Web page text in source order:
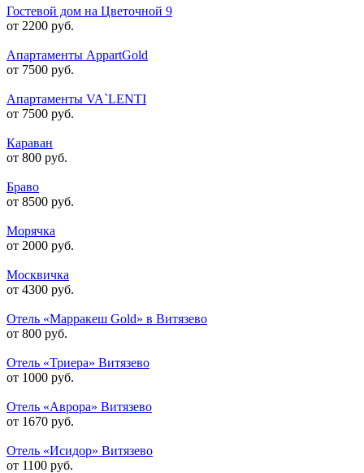
Гостевой дом на Цветочной 9
от 2200 руб.
Апартаменты AppartGold
от 7500 руб.
Апартаменты VA`LENTI
от 7500 руб.
Караван
от 800 руб.
Браво
от 8500 руб.
Морячка
от 2000 руб.
Москвичка
от 4300 руб.
Отель «Марракеш Gold» в Витязево
от 800 руб.
Отель «Триера» Витязево
от 1000 руб.
Отель «Аврора» Витязево
от 1670 руб.
Отель «Исидор» Витязево
от 1100 руб.